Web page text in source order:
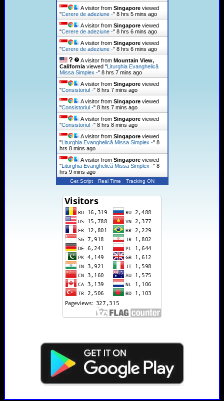
A visitor from Singaporeviewed
"Cerere de adeziune -" 8 hrs 5 mins ago
A visitor from Singaporeviewed
"Cerere de adeziune -" 8 hrs 6 mins ago
A visitor from Singaporeviewed
"Cerere de adeziune -" 8 hrs 6 mins ago
A visitor from Mountain View,
Californiaviewed "Liturghia Evanghelică
Missa Simplex -" 8 hrs 7 mins ago
A visitor from Singaporeviewed
"Consistoriul -" 8 hrs 7 mins ago
A visitor from Singaporeviewed
"Consistoriul -" 8 hrs 7 mins ago
A visitor from Singaporeviewed
"Consistoriul -" 8 hrs 8 mins ago
A visitor from Singaporeviewed
"Liturghia Evanghelică Missa Simplex -" 8
hrs 8 mins ago
A visitor from Singaporeviewed
"Liturghia Evanghelică Missa Simplex -" 8
hrs 9 mins ago
Get Script Real Time Tracking ON